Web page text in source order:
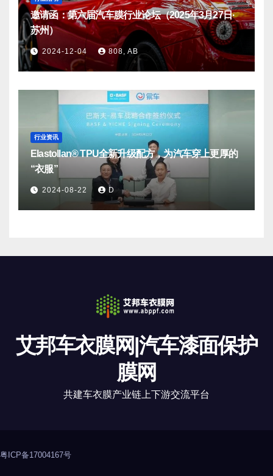
邀请函：第六届汽车膜行业论坛（2025年3月27日·
苏州）
2024-12-04 808, AB
行业资讯
Elastollan® TPU全新升级配方，为汽车穿上更厚的
“衣服”
2024-08-22 D
艾邦车衣膜网|汽车漆面保护
膜网
共建车衣膜产业链上下游交流平台
粤ICP备17004167号